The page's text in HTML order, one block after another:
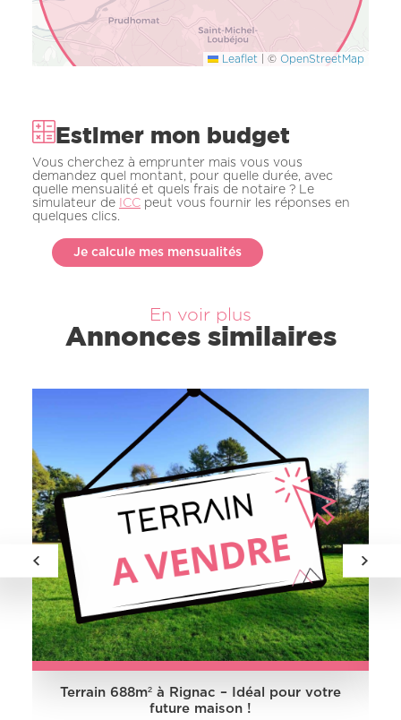
Leaflet © OpenStreetMap
Estimer mon budget
Vous cherchez à emprunter mais vous vous
demandez quel montant, pour quelle durée, avec
quelle mensualité et quels frais de notaire ? Le
simulateur de
ICC peut vous fournir les réponses en
quelques clics.
Je calcule mes mensualités
En voir plus
Annonces similaires
Terrain 688m² à Rignac – Idéal pour votre
future maison !